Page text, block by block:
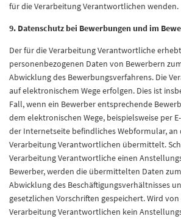
für die Verarbeitung Verantwortlichen wenden.
9. Datenschutz bei Bewerbungen und im
Der für die Verarbeitung Verantwortliche
personenbezogenen Daten von Bewerbern
Abwicklung des Bewerbungsverfahrens. Die
auf elektronischem Wege erfolgen. Dies ist
Fall, wenn ein Bewerber entsprechende
dem elektronischen Wege, beispielsweise per
der Internetseite befindliches Webformular, an
Verarbeitung Verantwortlichen übermittelt.
Verarbeitung Verantwortliche einen
Bewerber, werden die übermittelten Daten
Abwicklung des Beschäftigungsverhältnisses
gesetzlichen Vorschriften gespeichert. Wird
Verarbeitung Verantwortlichen kein